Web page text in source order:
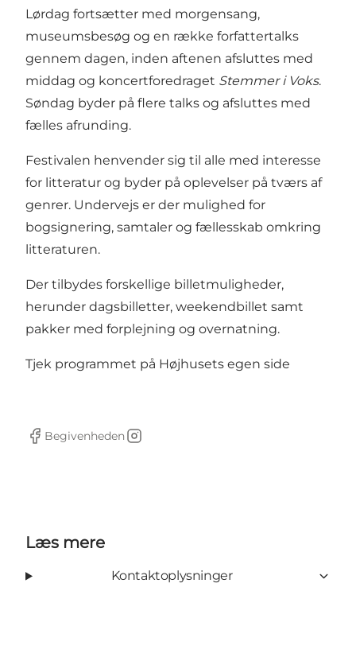
Lørdag fortsætter med morgensang,
museumsbesøg og en række forfattertalks
gennem dagen, inden aftenen afsluttes med
middag og koncertforedraget Stemmer i Voks.
Søndag byder på flere talks og afsluttes med
fælles afrunding.
Festivalen henvender sig til alle med interesse
for litteratur og byder på oplevelser på tværs af
genrer. Undervejs er der mulighed for
bogsignering, samtaler og fællesskab omkring
litteraturen.
Der tilbydes forskellige billetmuligheder,
herunder dagsbilletter, weekendbillet samt
pakker med forplejning og overnatning.
Tjek programmet på Højhusets egen side
Facebook
Begivenheden
Instagram
Læs mere
Kontaktoplysninger